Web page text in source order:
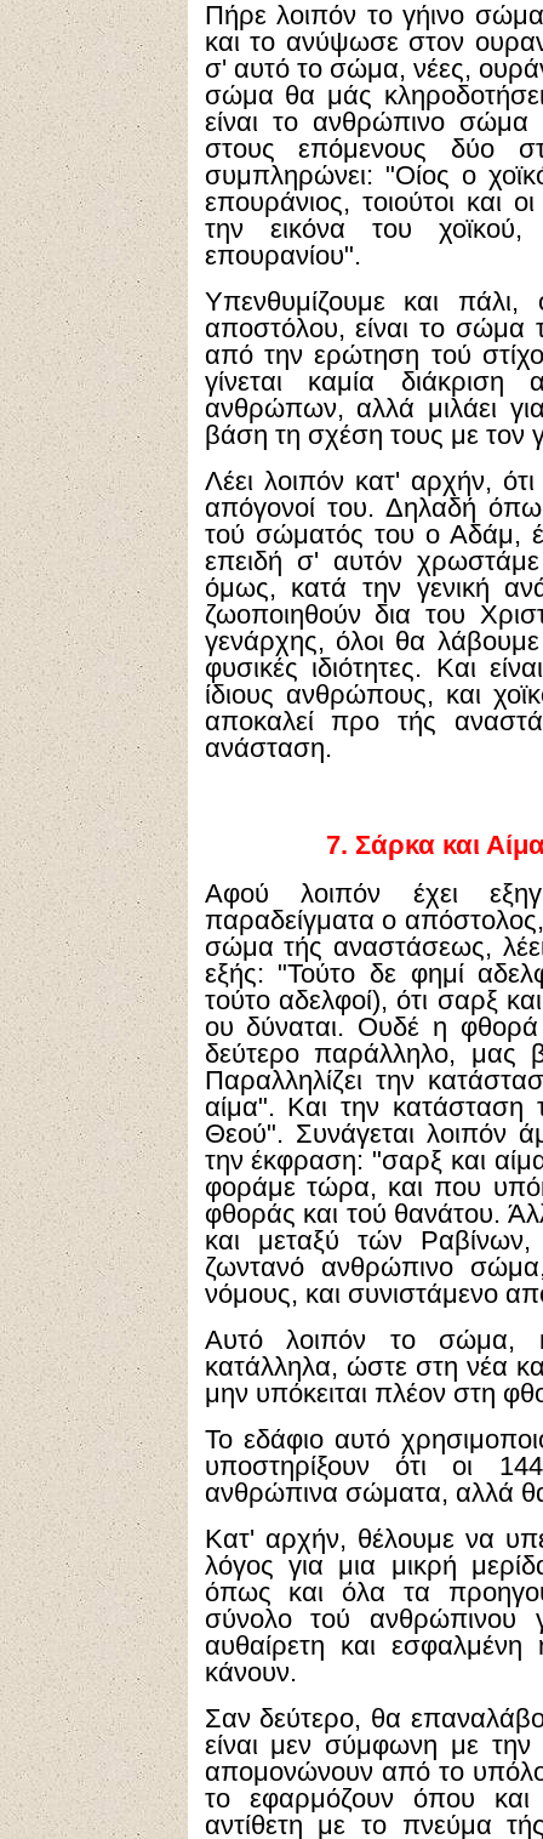
Πήρε λοιπόν το γήινο σώμα
και το ανύψωσε στον
σ' αυτό το σώμα, νέες,
σώμα θα μάς
είναι το ανθρώπινο
στους επόμενους δύο
συμπληρώνει: "Οίος ο
επουράνιος, τοιούτοι και
την εικόνα του
επουρανίου".
Υπενθυμίζουμε και πάλι,
αποστόλου, είναι το
από την ερώτηση τού
γίνεται καμία
ανθρώπων, αλλά μιλάει
βάση τη σχέση τους με τον
Λέει λοιπόν κατ' αρχήν,
απόγονοί του. Δηλαδή
τού σώματός του ο Αδάμ,
επειδή σ' αυτόν
όμως, κατά την γενική
ζωοποιηθούν δια του
γενάρχης, όλοι θα
φυσικές ιδιότητες. Και
ίδιους ανθρώπους, και
αποκαλεί προ τής
ανάσταση.
7. Σάρκα και
Αφού λοιπόν έχει
παραδείγματα ο
σώμα τής αναστάσεως,
εξής: "Τούτο δε φημί
τούτο αδελφοί), ότι σαρξ
ου δύναται. Ουδέ η
δεύτερο παράλληλο, μας
Παραλληλίζει την
αίμα". Και την κατάσταση
Θεού". Συνάγεται λοιπόν
την έκφραση: "σαρξ και
φοράμε τώρα, και που
φθοράς και τού θανάτου.
και μεταξύ τών
ζωντανό ανθρώπινο
νόμους, και συνιστάμενο
Αυτό λοιπόν το σώμα,
κατάλληλα, ώστε στη νέα
μην υπόκειται πλέον στη
Το εδάφιο αυτό
υποστηρίξουν ότι οι
ανθρώπινα σώματα, αλλά θα
Κατ' αρχήν, θέλουμε να
λόγος για μια μικρή
όπως και όλα τα
σύνολο τού ανθρώπινου
αυθαίρετη και
κάνουν.
Σαν δεύτερο, θα
είναι μεν σύμφωνη με την
απομονώνουν από το
το εφαρμόζουν όπου και
αντίθετη με το πνεύμα